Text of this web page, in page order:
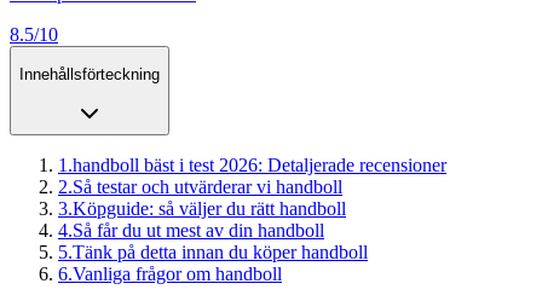
8.5/10
Innehållsförteckning
1 .handboll bäst i test 2026: Detaljerade recensioner
2.Så testar och utvärderar vi handboll
3.Köpguide: så väljer du rätt handboll
4.Så får du ut mest av din handboll
5.Tänk på detta innan du köper handboll
6.Vanliga frågor om handboll